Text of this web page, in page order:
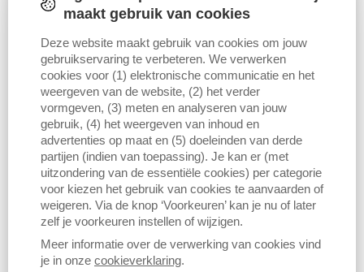
maakt gebruik van cookies
Deze website maakt gebruik van cookies om jouw
gebruikservaring te verbeteren. We verwerken
cookies voor (1) elektronische communicatie en het
weergeven van de website, (2) het verder
vormgeven, (3) meten en analyseren van jouw
gebruik, (4) het weergeven van inhoud en
advertenties op maat en (5) doeleinden van derde
partijen (indien van toepassing). Je kan er (met
uitzondering van de essentiële cookies) per categorie
voor kiezen het gebruik van cookies te aanvaarden of
weigeren. Via de knop ‘Voorkeuren’ kan je nu of later
zelf je voorkeuren instellen of wijzigen.
Meer informatie over de verwerking van cookies vind
je in onze cookieverklaring.